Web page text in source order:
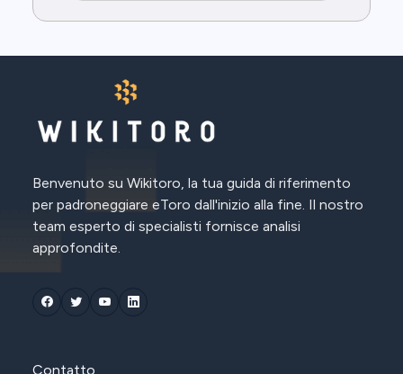
Benvenuto su Wikitoro, la tua guida di riferimento
per padroneggiare eToro dall'inizio alla fine. Il nostro
team esperto di specialisti fornisce analisi
approfondite.
Contatto